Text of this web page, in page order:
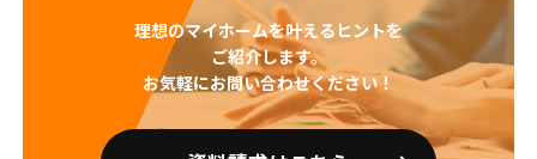
理想のマイホームを叶えるヒントを
ご紹介します。
お気軽にお問い合わせください！